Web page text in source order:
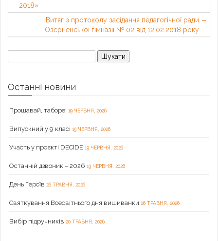
2018»
Витяг з протоколу засідання педагогічної ради
Озерненської гімназії № 02 від 12.02.2018 року
Пошук:
Останні новини
Прощавай, таборе! 19 ЧЕРВНЯ, 2026
Випускний у 9 класі 19 ЧЕРВНЯ, 2026
Участь у проєкті DECIDE 19 ЧЕРВНЯ, 2026
Останній дзвоник – 2026 19 ЧЕРВНЯ, 2026
День Героїв 26 ТРАВНЯ, 2026
Святкування Всесвітнього дня вишиванки 26 ТРАВНЯ, 2026
Вибір підручників 20 ТРАВНЯ, 2026